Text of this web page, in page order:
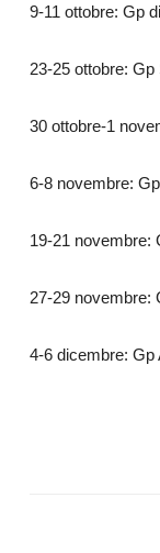
9-11 ottobre: Gp
23-25 ottobre:
30 ottobre-1
6-8 novembre:
19-21 novembre:
27-29 novembre:
4-6 dicembre: Gp